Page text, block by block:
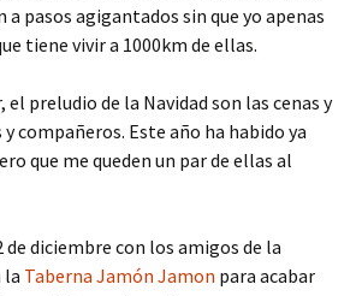
a pasos agigantados sin que yo apenas
tiene vivir a 1000km de ellas.
el preludio de la Navidad son las cenas y
compañeros. Este año ha habido ya
que me queden un par de ellas al
diciembre con los amigos de la
la Taberna Jamón Jamon para acabar